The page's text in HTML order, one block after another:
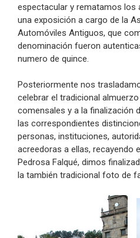
espectacular y rematamos
una exposición a cargo de la
Automóviles Antiguos, que
denominación fueron
numero de quince.
Posteriormente nos
celebrar el tradicional
comensales y a la finalización
las correspondientes
personas, instituciones,
acreedoras a ellas, recayendo
Pedrosa Falqué, dimos
la también tradicional foto de